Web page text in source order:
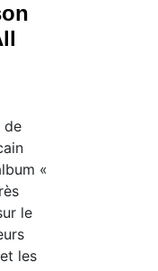
de
«
le
les